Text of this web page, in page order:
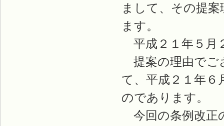
まして、その提
ます。
平成２１年５月
提案の理由でご
て、平成２１年６
のであります。
今回の条例改正